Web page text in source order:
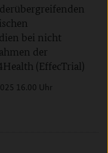
bei nicht
der
(EffecTrial)
16.00 Uhr